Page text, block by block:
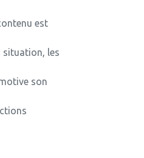
est
situation, les
son